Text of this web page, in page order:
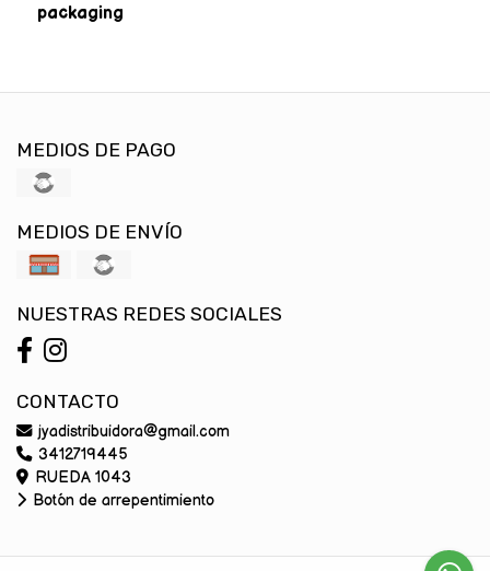
packaging
MEDIOS DE PAGO
MEDIOS DE ENVÍO
NUESTRAS REDES SOCIALES
CONTACTO
jyadistribuidora@gmail.com
3412719445
RUEDA 1043
Botón de arrepentimiento